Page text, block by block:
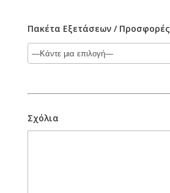
Πακέτα Εξετάσεων / Προσφορές
Σχόλια